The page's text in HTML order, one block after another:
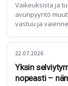
Vaikeuksista ja
avunpyyntö
vastuu ja
22.07.2026
Yksin
nopeasti –